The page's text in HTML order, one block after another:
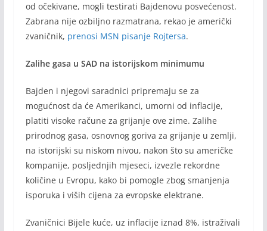
od očekivane, mogli testirati Bajdenovu posvećenost.
Zabrana nije ozbiljno razmatrana, rekao je američki
zvaničnik, prenosi MSN pisanje Rojtersa.
Zalihe gasa u SAD na istorijskom minimumu
Bajden i njegovi saradnici pripremaju se za
mogućnost da će Amerikanci, umorni od inflacije,
platiti visoke račune za grijanje ove zime. Zalihe
prirodnog gasa, osnovnog goriva za grijanje u zemlji,
na istorijski su niskom nivou, nakon što su američke
kompanije, posljednjih mjeseci, izvezle rekordne
količine u Evropu, kako bi pomogle zbog smanjenja
isporuka i viših cijena za evropske elektrane.
Zvaničnici Bijele kuće, uz inflacije iznad 8%, istraživali